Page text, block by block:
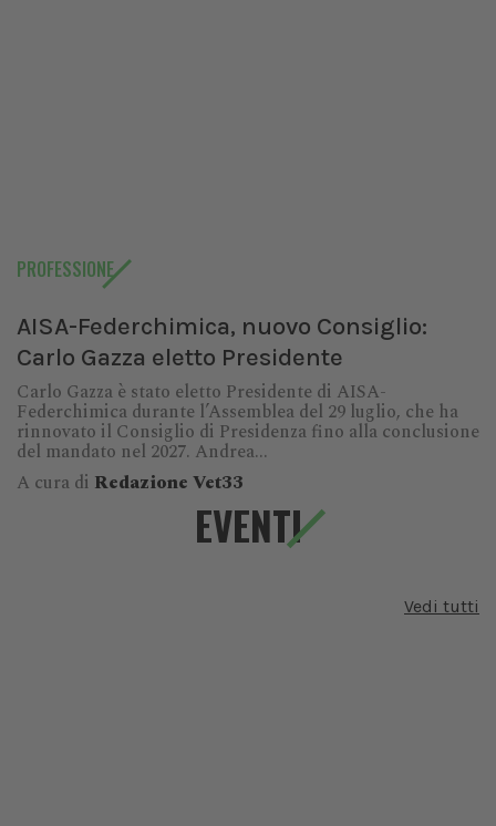
PROFESSIONE
AISA-Federchimica, nuovo Consiglio:
Carlo Gazza eletto Presidente
Carlo Gazza è stato eletto Presidente di AISA-
Federchimica durante l’Assemblea del 29 luglio, che ha
rinnovato il Consiglio di Presidenza fino alla conclusione
del mandato nel 2027. Andrea...
A cura di Redazione Vet33
EVENTI
Vedi tutti